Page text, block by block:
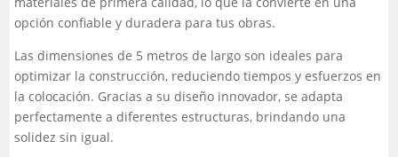
opción confiable y duradera para tus obras.
Las dimensiones de 5 metros de largo son ideales para
optimizar la construcción, reduciendo tiempos y esfuerzos en
la colocación. Gracias a su diseño innovador, se adapta
perfectamente a diferentes estructuras, brindando una
solidez sin igual.